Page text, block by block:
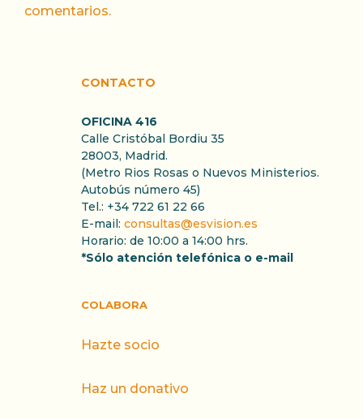
comentarios.
CONTACTO
OFICINA 416
Calle Cristóbal Bordiu 35
28003, Madrid.
(Metro Rios Rosas o Nuevos Ministerios.
Autobús número 45)
Tel.: +34 722 61 22 66
E-mail: consultas@esvision.es
Horario: de 10:00 a 14:00 hrs.
*Sólo atención telefónica o e-mail
COLABORA
Hazte socio
Haz un donativo